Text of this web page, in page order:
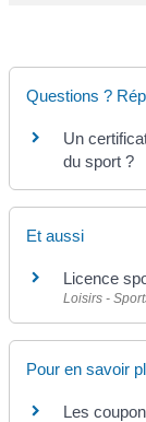
Questions ?
Un
du sport ?
Et aussi
Licence
Loisirs -
Pour en savoir
Les